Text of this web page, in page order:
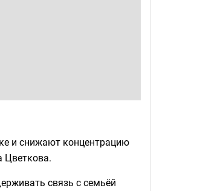
и снижают концентрацию
Цветкова.
связь с семьёй